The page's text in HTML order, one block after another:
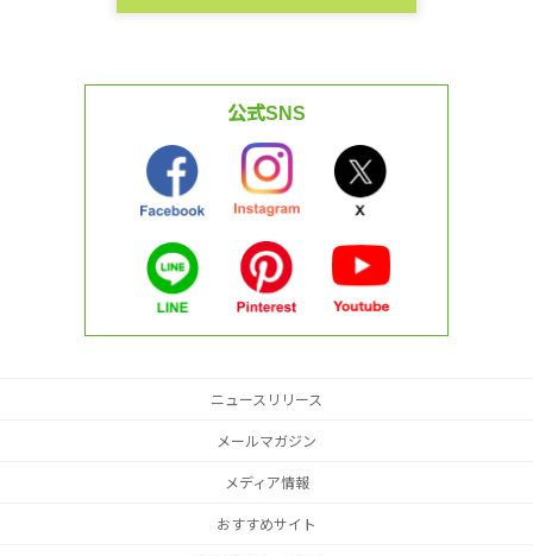
公式SNS
ニュースリリース
メールマガジン
メディア情報
おすすめサイト